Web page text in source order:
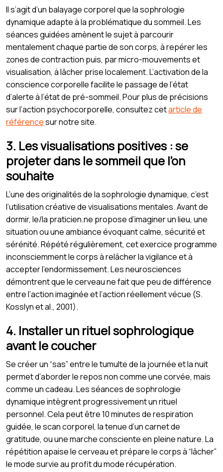
Il s’agit d’un balayage corporel que la sophrologie
dynamique adapte à la problématique du sommeil. Les
séances guidées amènent le sujet à parcourir
mentalement chaque partie de son corps, à repérer les
zones de contraction puis, par micro-mouvements et
visualisation, à lâcher prise localement. L’activation de la
conscience corporelle facilite le passage de l’état
d’alerte à l’état de pré-sommeil. Pour plus de précisions
sur l’action psychocorporelle, consultez cetarticle de
référencesur notre site.
3. Les visualisations positives : se
projeter dans le sommeil que l’on
souhaite
L’une des originalités de la sophrologie dynamique, c’est
l’utilisation créative de visualisations mentales. Avant de
dormir, le/la praticien.ne propose d’imaginer un lieu, une
situation ou une ambiance évoquant calme, sécurité et
sérénité. Répété régulièrement, cet exercice programme
inconsciemment le corps à relâcher la vigilance et à
accepter l’endormissement. Les neurosciences
démontrent que le cerveau ne fait que peu de différence
entre l’action imaginée et l’action réellement vécue (S.
Kosslyn et al., 2001).
4. Installer un rituel sophrologique
avant le coucher
Se créer un “sas” entre le tumulte de la journée et la nuit
permet d’aborder le repos non comme une corvée, mais
comme un cadeau. Les séances de sophrologie
dynamique intègrent progressivement un rituel
personnel. Cela peut être 10 minutes de respiration
guidée, le scan corporel, la tenue d’un carnet de
gratitude, ou une marche consciente en pleine nature. La
répétition apaise le cerveau et prépare le corps à “lâcher”
le mode survie au profit du mode récupération.